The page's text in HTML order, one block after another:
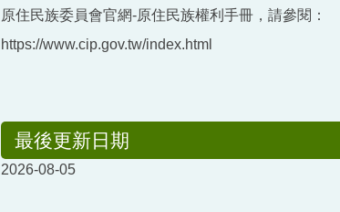
原住民族委員會官網-原住民族權利手冊，請參閱：
https://www.cip.gov.tw/index.html
最後更新日期
2026-08-05